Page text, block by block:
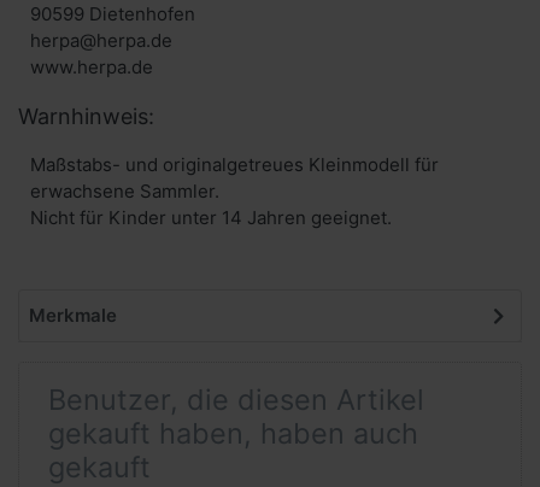
90599 Dietenhofen
herpa@herpa.de
www.herpa.de
Warnhinweis:
Maßstabs- und originalgetreues Kleinmodell für
erwachsene Sammler.
Nicht für Kinder unter 14 Jahren geeignet.
Merkmale
Benutzer, die diesen Artikel
gekauft haben, haben auch
gekauft